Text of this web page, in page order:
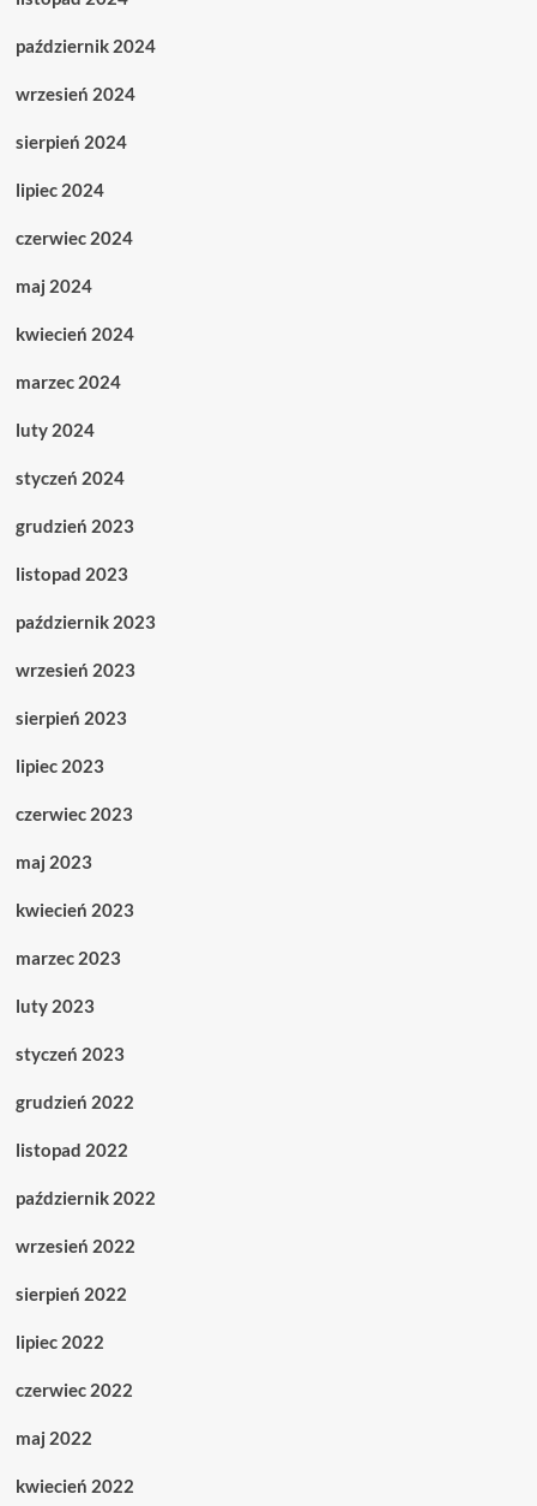
październik 2024
wrzesień 2024
sierpień 2024
lipiec 2024
czerwiec 2024
maj 2024
kwiecień 2024
marzec 2024
luty 2024
styczeń 2024
grudzień 2023
listopad 2023
październik 2023
wrzesień 2023
sierpień 2023
lipiec 2023
czerwiec 2023
maj 2023
kwiecień 2023
marzec 2023
luty 2023
styczeń 2023
grudzień 2022
listopad 2022
październik 2022
wrzesień 2022
sierpień 2022
lipiec 2022
czerwiec 2022
maj 2022
kwiecień 2022